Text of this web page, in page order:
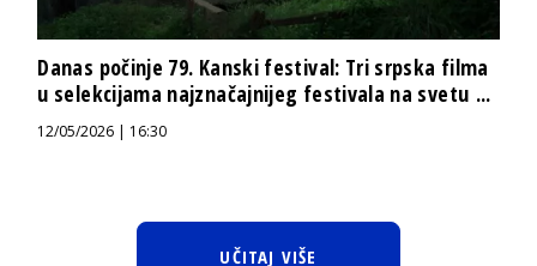
Danas počinje 79. Kanski festival: Tri srpska filma
u selekcijama najznačajnijeg festivala na svetu ...
12/05/2026 | 16:30
UČITAJ VIŠE